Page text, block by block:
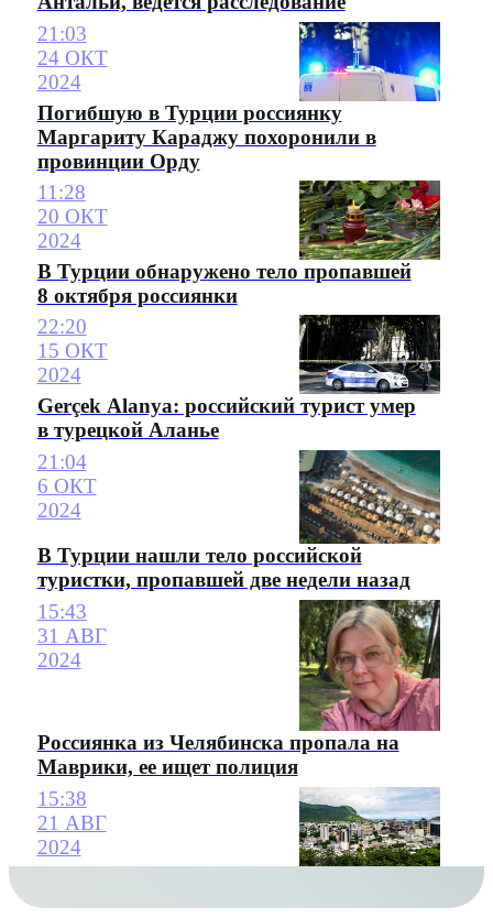
21:03
24 ОКТ
2024
Погибшую в Турции россиянку
Маргариту Караджу похоронили в
провинции Орду
11:28
20 ОКТ
2024
В Турции обнаружено тело пропавшей
8 октября россиянки
22:20
15 ОКТ
2024
Gerçek Alanya: российский турист умер
в турецкой Аланье
21:04
6 ОКТ
2024
В Турции нашли тело российской
туристки, пропавшей две недели назад
15:43
31 АВГ
2024
Россиянка из Челябинска пропала на
Маврики, ее ищет полиция
15:38
21 АВГ
2024